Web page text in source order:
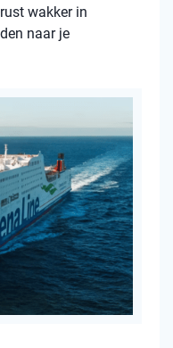
wakker in
naar je